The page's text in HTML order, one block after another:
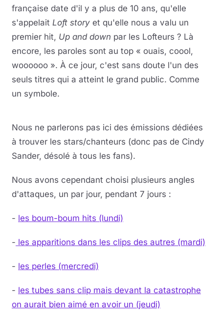
française date d'il y a plus de 10 ans, qu'elle
s'appelait Loft story et qu'elle nous a valu un
premier hit, Up and down par les Lofteurs ? Là
encore, les paroles sont au top « ouais, coool,
woooooo ». À ce jour, c'est sans doute l'un des
seuls titres qui a atteint le grand public. Comme
un symbole.
YouTube · le lecteur se charge au clic
Nous ne parlerons pas ici des émissions dédiées
à trouver les stars/chanteurs (donc pas de Cindy
Sander, désolé à tous les fans).
Nous avons cependant choisi plusieurs angles
d'attaques, un par jour, pendant 7 jours :
- les boum-boum hits (lundi)
- les apparitions dans les clips des autres (mardi)
- les perles (mercredi)
- les tubes sans clip mais devant la catastrophe
on aurait bien aimé en avoir un (jeudi)